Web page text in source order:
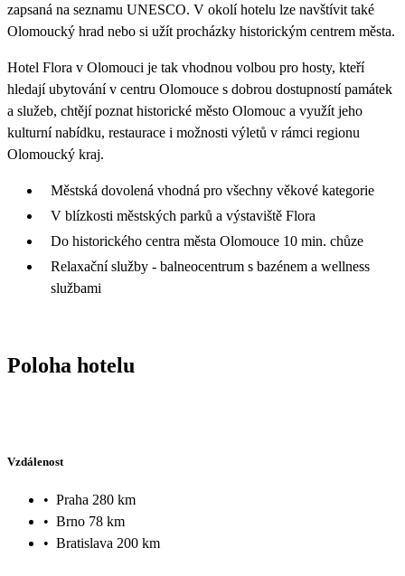
zapsaná na seznamu UNESCO. V okolí hotelu lze navštívit také
Olomoucký hrad nebo si užít procházky historickým centrem města.
Hotel Flora v Olomouci je tak vhodnou volbou pro hosty, kteří
hledají ubytování v centru Olomouce s dobrou dostupností památek
a služeb, chtějí poznat historické město Olomouc a využít jeho
kulturní nabídku, restaurace i možnosti výletů v rámci regionu
Olomoucký kraj.
Městská dovolená vhodná pro všechny věkové kategorie
V blízkosti městských parků a výstaviště Flora
Do historického centra města Olomouce 10 min. chůze
Relaxační služby - balneocentrum s bazénem a wellness
službami
Poloha hotelu
Vzdálenost
• Praha 280 km
• Brno 78 km
• Bratislava 200 km